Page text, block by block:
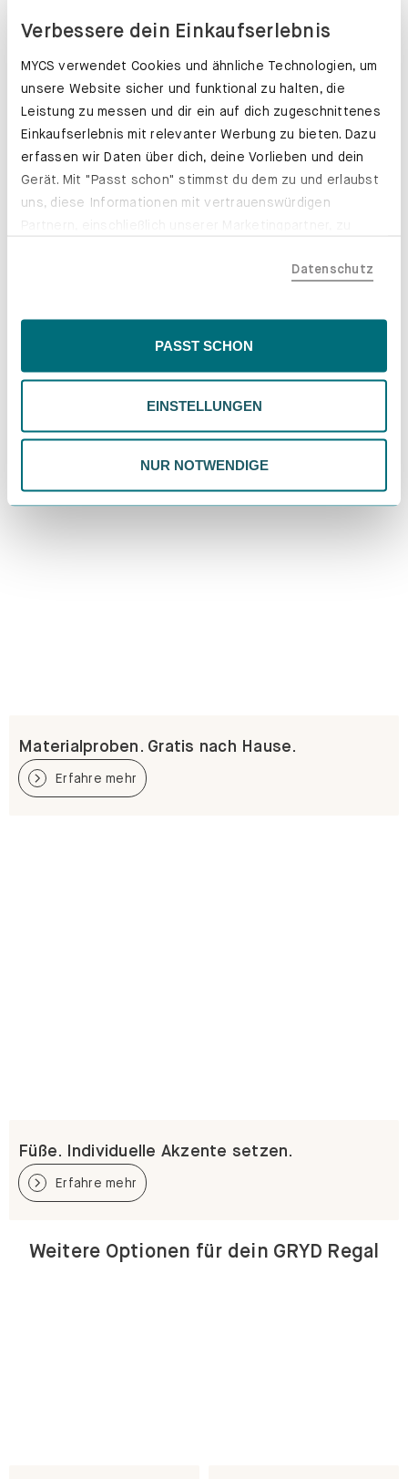
Verbessere dein Einkaufserlebnis
MYCS verwendet Cookies und ähnliche Technologien, um
unsere Website sicher und funktional zu halten, die
Leistung zu messen und dir ein auf dich zugeschnittenes
Einkaufserlebnis mit relevanter Werbung zu bieten. Dazu
erfassen wir Daten über dich, deine Vorlieben und dein
Gerät. Mit "Passt schon" stimmst du dem zu und erlaubst
uns, diese Informationen mit vertrauenswürdigen
der EU, beispielsweise in den USA, verarbeitet werden
Inhalte eingeschränkt sein könnten. Wähle
deiner Präferenzen. Du kannst deine Wahl jederzeit
ändern. Weitere Informationen findest du in unserer
Datenschutzrichtlinie.
Datenschutz
PASST SCHON
EINSTELLUNGEN
NUR NOTWENDIGE
Schubladenkästen. Stabil mit Stil.
Erfahre mehr
Materialproben. Gratis nach Hause.
Erfahre mehr
Füße. Individuelle Akzente setzen.
Erfahre mehr
Weitere Optionen für dein GRYD Regal